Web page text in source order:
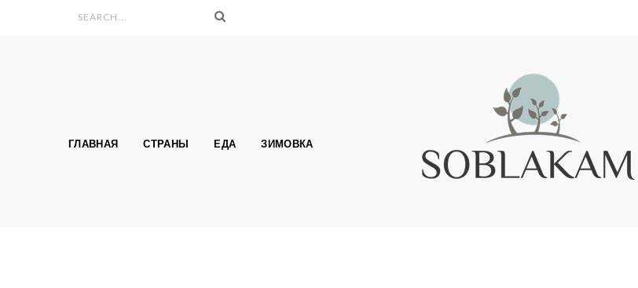
ГЛАВНАЯ СТРАНЫ ЕДА ЗИМОВКА